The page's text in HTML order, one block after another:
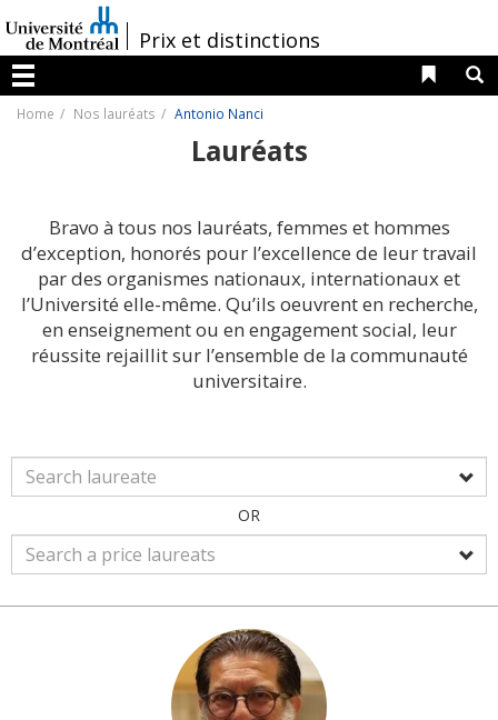
au
contenu
/Prix et distinctions
Menu
Liens
Home Nos lauréats Antonio Nanci
Lauréats
Bravo à tous nos lauréats, femmes et hommes
d’exception, honorés pour l’excellence de leur travail
par des organismes nationaux, internationaux et
l’Université elle-même. Qu’ils oeuvrent en recherche,
en enseignement ou en engagement social, leur
réussite rejaillit sur l’ensemble de la communauté
universitaire.
OR